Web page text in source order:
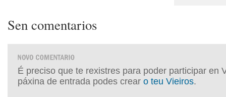
Sen comentarios
É preciso que te rexistres para poder participar en
páxina de entrada podes crear o teu Vieiros.